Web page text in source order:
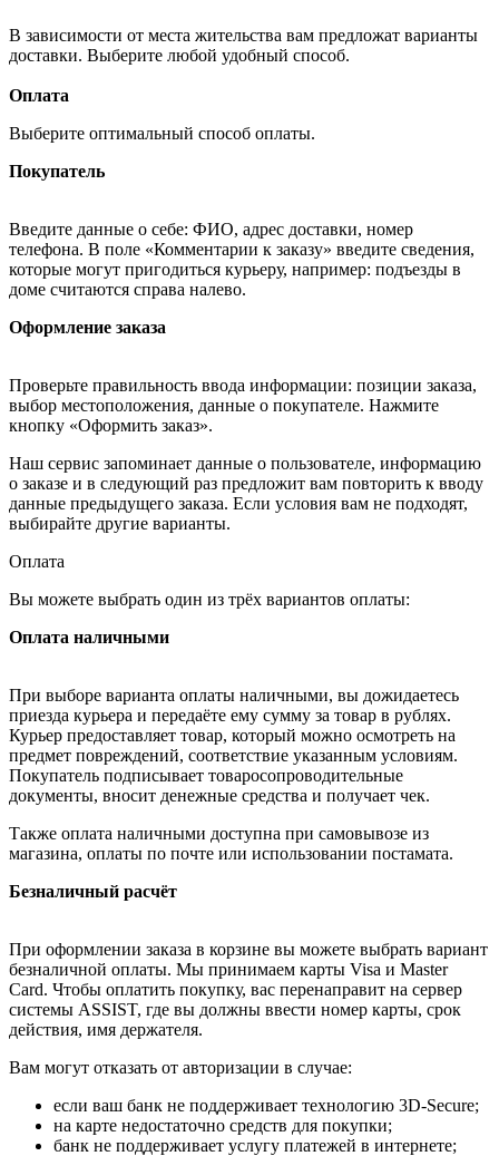
В зависимости от места жительства вам предложат варианты
доставки. Выберите любой удобный способ.
Оплата
Выберите оптимальный способ оплаты.
Покупатель
Введите данные о себе: ФИО, адрес доставки, номер
телефона. В поле «Комментарии к заказу» введите сведения,
которые могут пригодиться курьеру, например: подъезды в
доме считаются справа налево.
Оформление заказа
Проверьте правильность ввода информации: позиции заказа,
выбор местоположения, данные о покупателе. Нажмите
кнопку «Оформить заказ».
Наш сервис запоминает данные о пользователе, информацию
о заказе и в следующий раз предложит вам повторить к вводу
данные предыдущего заказа. Если условия вам не подходят,
выбирайте другие варианты.
Оплата
Вы можете выбрать один из трёх вариантов оплаты:
Оплата наличными
При выборе варианта оплаты наличными, вы дожидаетесь
приезда курьера и передаёте ему сумму за товар в рублях.
Курьер предоставляет товар, который можно осмотреть на
предмет повреждений, соответствие указанным условиям.
Покупатель подписывает товаросопроводительные
документы, вносит денежные средства и получает чек.
Также оплата наличными доступна при самовывозе из
магазина, оплаты по почте или использовании постамата.
Безналичный расчёт
При оформлении заказа в корзине вы можете выбрать вариант
безналичной оплаты. Мы принимаем карты Visa и Master
Card. Чтобы оплатить покупку, вас перенаправит на сервер
системы ASSIST, где вы должны ввести номер карты, срок
действия, имя держателя.
Вам могут отказать от авторизации в случае:
если ваш банк не поддерживает технологию 3D-Secure;
на карте недостаточно средств для покупки;
банк не поддерживает услугу платежей в интернете;